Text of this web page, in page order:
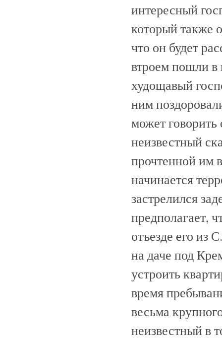
интересный
который также
что он будет
втроем пошли в
худощавый
ним
может
неизвестный
прочтенной им
начинается
застрелился
предполагает,
отъезде его из
на даче под
устроить
время
весьма
неизвестный в